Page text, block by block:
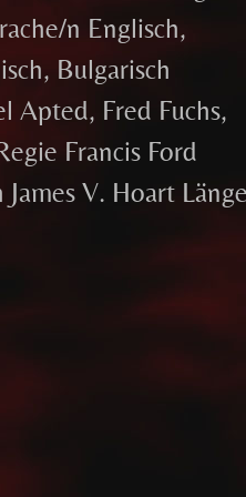
n Englisch,
Bulgarisch
Apted, Fred Fuchs,
Francis Ford
V. Hoart